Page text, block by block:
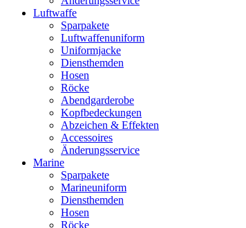
Luftwaffe
Sparpakete
Luftwaffenuniform
Uniformjacke
Diensthemden
Hosen
Röcke
Abendgarderobe
Kopfbedeckungen
Abzeichen & Effekten
Accessoires
Änderungsservice
Marine
Sparpakete
Marineuniform
Diensthemden
Hosen
Röcke